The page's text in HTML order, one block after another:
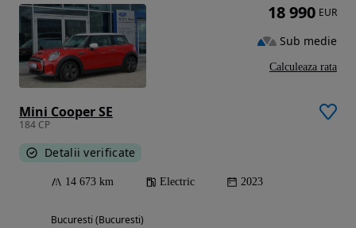
Mini Cooper SE
184 CP
Detalii verificate
14 673 km Electric 2023
Bucuresti (Bucuresti)
18 990 EUR
Sub medie
Calculeaza rata